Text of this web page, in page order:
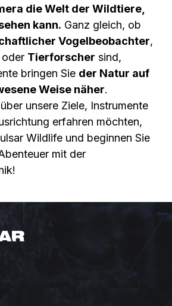
die Welt der Wildtiere,
kann. Ganz gleich, ob
Vogelbeobachter,
oder Tierforscher sind,
bringen Sie der Natur auf
Weise näher.
unsere Ziele, Instrumente
erfahren möchten,
Wildlife und beginnen Sie
mit der